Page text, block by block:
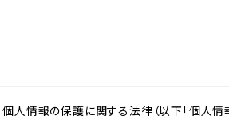
情報の保護に関する法律（以下「個人情報